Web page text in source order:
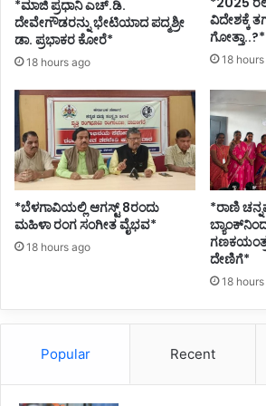
ರ
*ಮಾಜಿ ಪ್ರಧಾನಿ ಎಚ್.ಡಿ.
ದೇವೇಗೌಡರನ್ನು ಭೇಟಿಯಾದ ಪದ್ಮಶ್ರೀ
ಡಾ. ಪ್ರಭಾಕರ ಕೋರೆ*
18 hours ago
ವಿದೇಶಕ್ಕೆ
ಗೋತ್ತಾ..?*
18
*ಬೆಳಗಾವಿಯಲ್ಲಿ ಆಗಸ್ಟ್ 8ರಂದು
ಮಹಿಳಾ ರಂಗ ಸಂಗೀತ ವೈಭವ*
18 hours ago
*ರಾಣಿ
ದೇಣಿಗೆ*
18
Popular Recent